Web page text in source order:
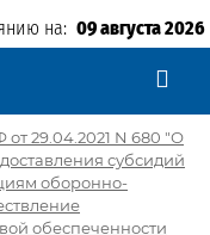
на: 09 августа 2026
29.04.2021 N 680 "О
субсидий
оборонно-
обеспеченности